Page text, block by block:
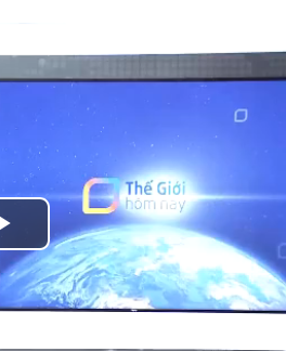
Play
Video